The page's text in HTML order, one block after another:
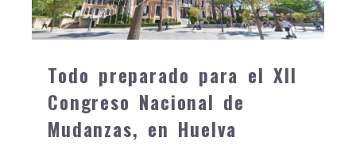
Todo preparado para el XII
Congreso Nacional de
Mudanzas, en Huelva